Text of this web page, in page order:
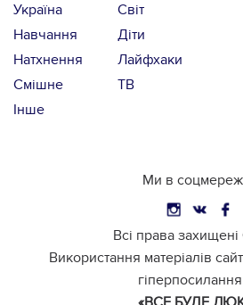
Україна
Світ
Навчання
Діти
Натхнення
Лайфхаки
Смішне
ТВ
Інше
Ми в
Всі права
Використання матеріалів